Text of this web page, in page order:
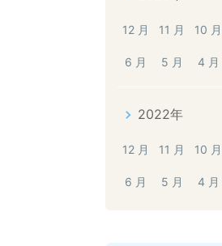
12 月 11 月 10 月
6 月 5 月 4 月
2022年
12 月 11 月 10 月
6 月 5 月 4 月